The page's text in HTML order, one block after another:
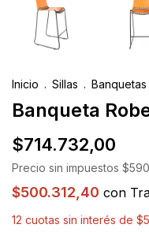
Inicio . Sillas . Banquetas
Banqueta
$714.732,00
Precio sin impuestos
$500.312,40 con
12 cuotas sin interés de